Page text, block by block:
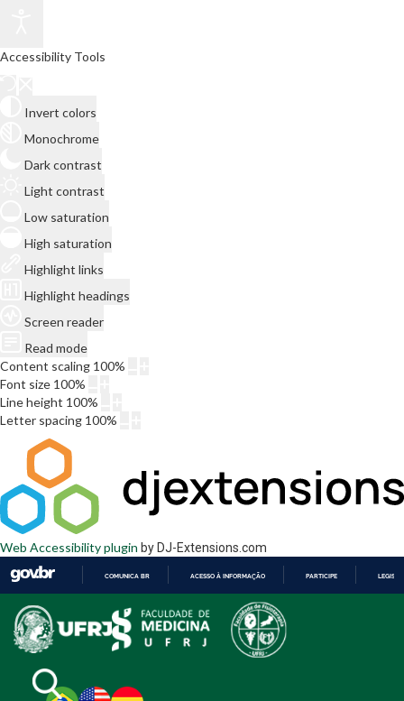
Accessibility Tools
Invert colors
Monochrome
Dark contrast
Light contrast
Low saturation
High saturation
Highlight links
Highlight headings
Screen reader
Read mode
Content scaling 100%
Font size 100%
Line height 100%
Letter spacing 100%
Web Accessibility plugin by DJ-Extensions.com
PARA
O
CONTEÚDO
COMUNICA BR ACESSO À INFORMAÇÃO PARTICIPE